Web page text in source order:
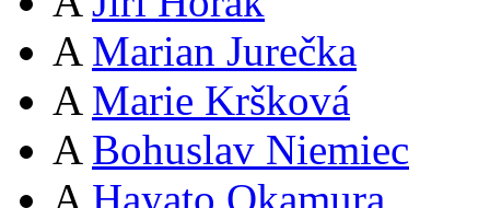
A Marian Jurečka
A Marie Kršková
A Bohuslav Niemiec
A Hayato Okamura